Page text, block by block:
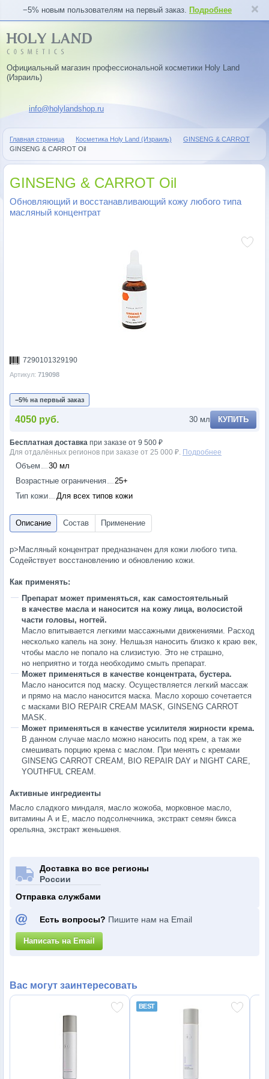
−5% новым пользователям на первый заказ. Подробнее
Официальный магазин профессиональной косметики Holy Land
(Израиль)
info@holylandshop.ru
Главная страница Косметика Holy Land (Израиль)
GINSENG & CARROT
GINSENG & CARROT Oil
GINSENG & CARROT Oil
Обновляющий и восстанавливающий кожу любого типа
масляный концентрат
7290101329190
Артикул: 719098
−5% на первый заказ
4050 руб. 30 мл КУПИТЬ
Бесплатная доставка при заказе от 9 500 ₽
Для отдалённых регионов при заказе от 25 000 ₽. Подробнее
Объем
30 мл
Возрастные ограничения
25+
Тип кожи
Для всех типов кожи
p>Масляный концентрат предназначен для кожи любого типа.
Содействует восстановлению и обновлению кожи.
Как применять:
Препарат может применяться, как самостоятельный
в качестве масла и наносится на кожу лица, волосистой
части головы, ногтей.
Масло впитывается легкими массажными движениями. Расход
несколько капель на зону. Нелшьзя наносить близко к краю век,
чтобы масло не попало на слизистую. Это не страшно,
но неприятно и тогда необходимо смыть препарат.
Может применяться в качестве концентрата, бустера.
Масло наносится под маску. Осуществляется легкий массаж
и прямо на масло наносится маска. Масло хорошо сочетается
с масками BIO REPAIR CREAM MASK, GINSENG CARROT
MASK.
Может применяться в качестве усилителя жирности крема.
В данном случае масло можно наносить под крем, а так же
смешивать порцию крема с маслом. При менять с кремами
GINSENG CARROT CREAM, BIO REPAIR DAY и NIGHT CARE,
YOUTHFUL CREAM.
Активные ингредиенты
Масло сладкого миндаля, масло жожоба, морковное масло,
витамины А и Е, масло подсолнечника, экстракт семян бикса
орельяна, экстракт женьшеня.
Доставка во все регионы
России
Отправка службами
Есть вопросы? Пишите нам на Email
Написать на Email
Вас могут заинтересовать